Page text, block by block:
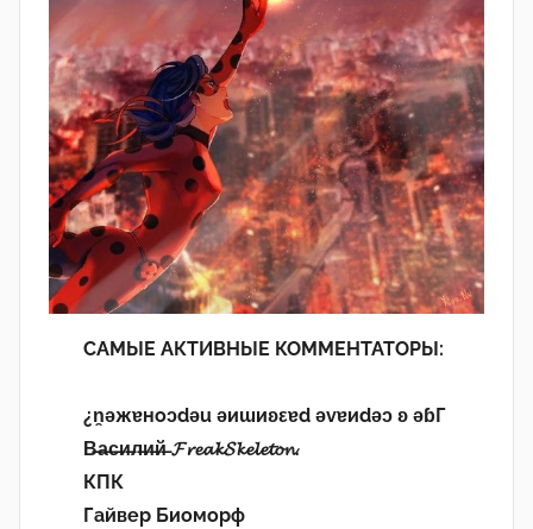
САМЫЕ АКТИВНЫЕ КОММЕНТАТОРЫ:
¿n̯ǝжɐноɔdǝu ǝиɯиʚεɐd ǝvɐиdǝɔ ʚ ǝɓГ
В̶а̶с̶и̶л̶и̶й̶ 𝓕𝓻𝓮𝓪𝓴𝓢𝓴𝓮𝓵𝓮𝓽𝓸𝓷.
КПК
Гайвер Биоморф